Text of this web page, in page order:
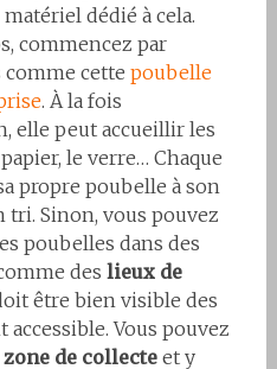
dédié à cela.
commencez par
cette poubelle
. À la fois
elle peut accueillir les
le verre… Chaque
propre poubelle à son
tri. Sinon, vous pouvez
poubelles dans des
des lieux de
être bien visible des
Vous pouvez
zone de collecteet y